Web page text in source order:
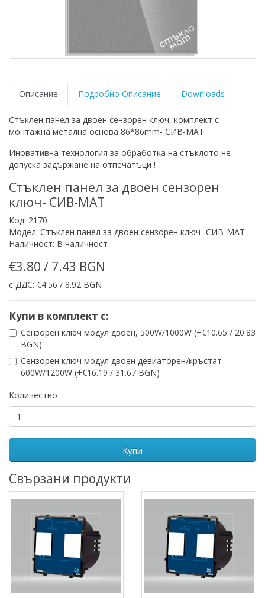
Описание Подробно Описание Downloads
Стъклен панел за двоен сензорен ключ, комплект с
монтажна метална основа 86*86mm- СИВ-МАТ
Иновативна технология за обработка на стъклото не
допуска задържане на отпечатъци !
Стъклен панел за двоен сензорен
ключ- СИВ-МАТ
Код: 2170
Модел: Стъклен панел за двоен сензорен ключ- СИВ-МАТ
Наличност: В наличност
€3.80 / 7.43 BGN
с ДДС: €4.56 / 8.92 BGN
Купи в комплект с:
Сензорен ключ модул двоен, 500W/1000W (+€10.65 / 20.83
BGN)
Сензорен ключ модул двоен девиаторен/кръстат
600W/1200W (+€16.19 / 31.67 BGN)
Количество
Купи
Свързани продукти